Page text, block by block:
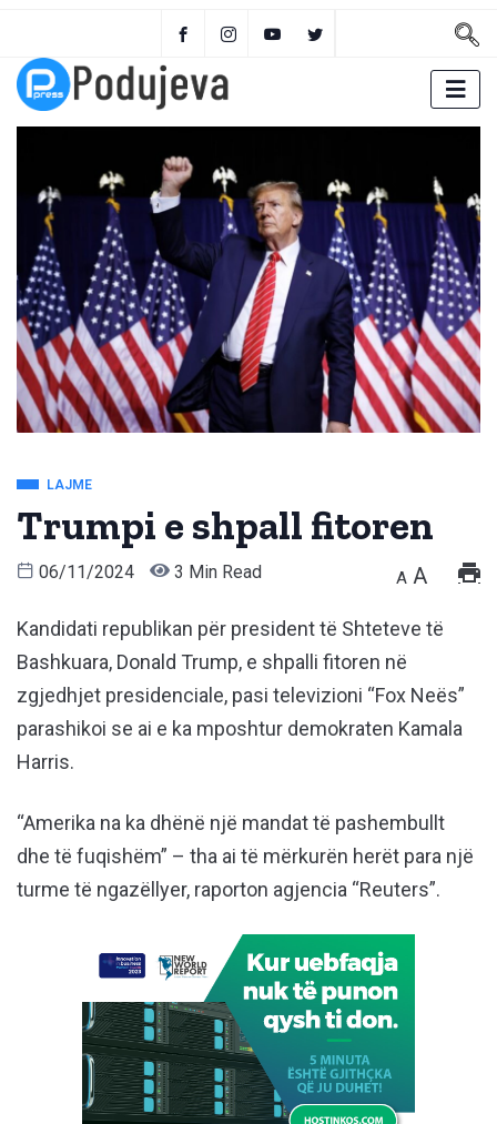
LAJME
Trumpi e shpall fitoren
06/11/2024 3 Min Read A A
Kandidati republikan për president të Shteteve të
Bashkuara, Donald Trump, e shpalli fitoren në
zgjedhjet presidenciale, pasi televizioni “Fox Neës”
parashikoi se ai e ka mposhtur demokraten Kamala
Harris.
“Amerika na ka dhënë një mandat të pashembullt
dhe të fuqishëm” – tha ai të mërkurën herët para një
turme të ngazëllyer, raporton agjencia “Reuters”.